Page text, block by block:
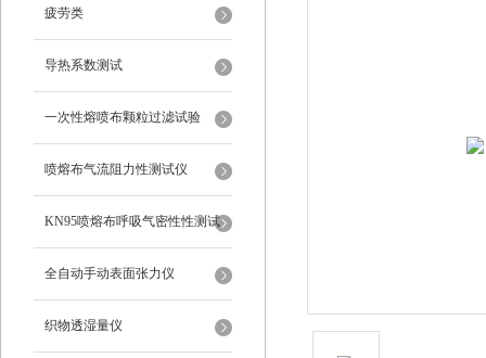
疲劳类
导热系数测试
一次性熔喷布颗粒过滤试验
喷熔布气流阻力性测试仪
KN95喷熔布呼吸气密性性测试
仪
全自动手动表面张力仪
织物透湿量仪